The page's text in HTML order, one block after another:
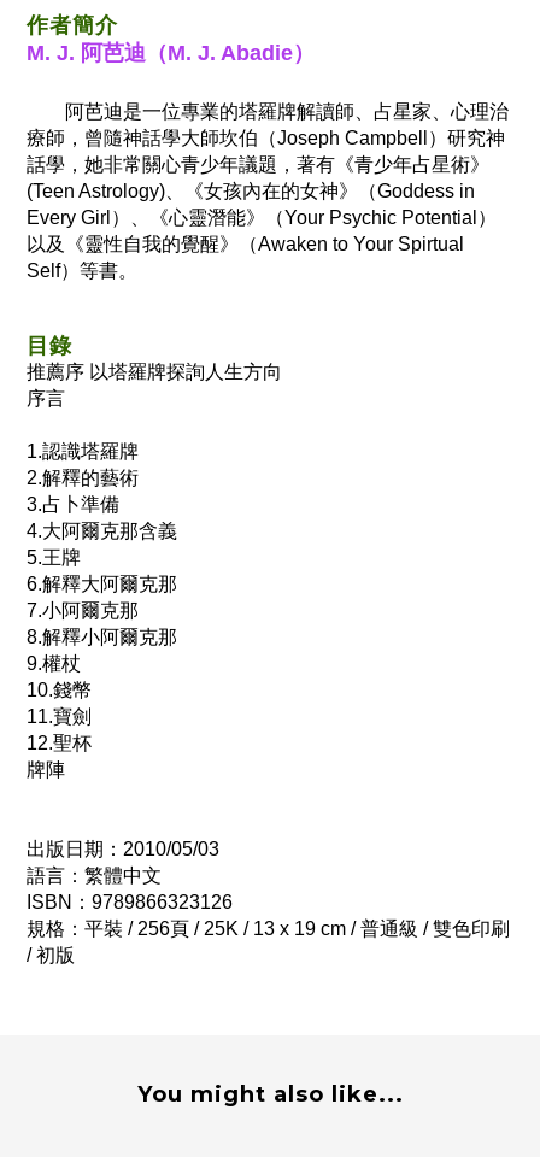
作者簡介
M. J. 阿芭迪（M. J. Abadie）
阿芭迪是一位專業的塔羅牌解讀師、占星家、心理治
療師，曾隨神話學大師坎伯（Joseph Campbell）研究神
話學，她非常關心青少年議題，著有《青少年占星術》
(Teen Astrology)、《女孩內在的女神》（Goddess in
Every Girl）、《心靈潛能》（Your Psychic Potential）
以及《靈性自我的覺醒》（Awaken to Your Spirtual
Self）等書。
目錄
推薦序 以塔羅牌探詢人生方向
序言
1.認識塔羅牌
2.解釋的藝術
3.占卜準備
4.大阿爾克那含義
5.王牌
6.解釋大阿爾克那
7.小阿爾克那
8.解釋小阿爾克那
9.權杖
10.錢幣
11.寶劍
12.聖杯
牌陣
出版日期：2010/05/03
語言：繁體中文
ISBN： 9789866323126
規格：平裝 / 256頁 / 25K / 13 x 19 cm / 普通級 / 雙色印刷
/ 初版
You might also like...